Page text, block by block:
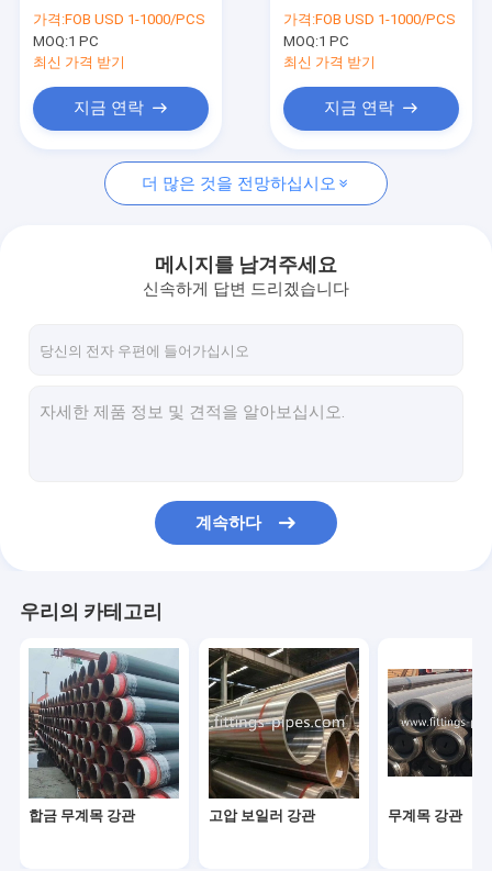
인용문을 요구하세요
VR
합금 무계목 강관
무계목 강관
합금 강 맞춤
미리 제조하는 파이프 스풀
안출된 강관이음
강관 굴곡
녹슬지 않는 강관이음
스테인레스 강 플랜지
가격:FOB USD 1-1000/PCS
MOQ:1 PC
최신 가격 받기
지금 연락
SCH60
가격:FOB USD 1-1000/PCS
MOQ:1 PC
최신 가격 받기
지금 연락
더 많은 것을 전망하십시오
메시지를 남겨주세요
신속하게 답변 드리겠습니다
계속하다
우리의 카테고리
합금 무계목 강관 고압 보일러 강관 무계목 강관